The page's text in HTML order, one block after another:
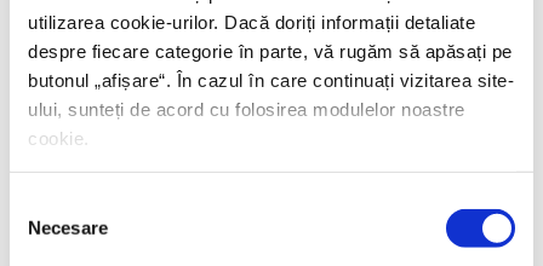
utilizarea cookie-urilor. Dacă doriți informații detaliate
despre fiecare categorie în parte, vă rugăm să apăsați pe
butonul „ afișare“. În cazul în care continuați vizitarea site-
ului, sunteți de acord cu folosirea modulelor noastre
cookie.
consimțământului
Necesare